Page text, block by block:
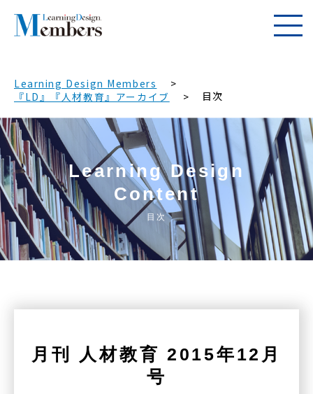
Learning Design Members
『LD』『人材教育』アーカイブ
目次
Learning Design
Content
目次
月刊 人材教育 2015年12月
号